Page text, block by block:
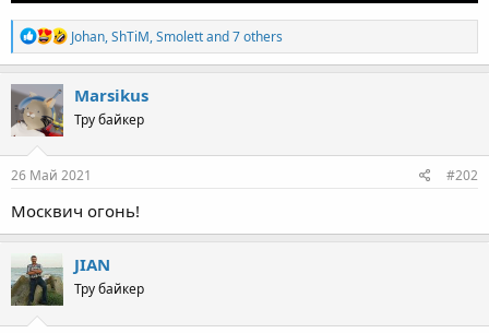
R
e
a
c
n
s
Johan,ShTiM,Smolettand 7 others
Marsikus
Тру байкер
26 Май 2021 #202
Москвич огонь!
JIAN
Тру байкер